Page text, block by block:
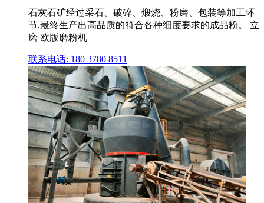
石灰石矿经过采石、破碎、煅烧、粉磨、包装等加工环
节,最终生产出高品质的符合各种细度要求的成品粉。 立
磨 欧版磨粉机
联系电话: 180 3780 8511